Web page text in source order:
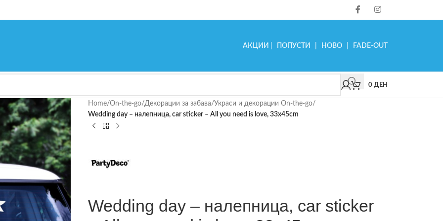
АКЦИИ ПОПУСТИ НОВО FADE-OUT
0 ДЕН
Home/On-the-go/Декорации за забава/Украси и декорации On-the-go/
Wedding day – налепница, car sticker – All you need is love, 33x45cm
Wedding day – налепница, car sticker